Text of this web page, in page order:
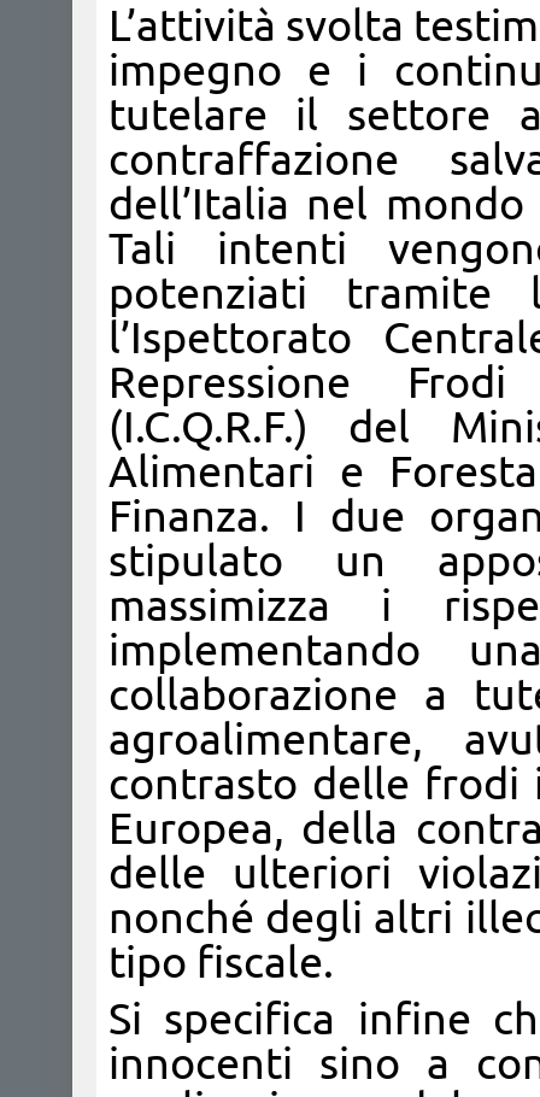
L’attività svolta
impegno e i
tutelare il settore
contraffazione
dell’Italia nel
Tali intenti
potenziati tramite
l’Ispettorato
Repressione
(I.C.Q.R.F.) del
Alimentari e
Finanza. I due
stipulato un
massimizza i
implementando
collaborazione a
agroalimentare,
contrasto delle frodi
Europea, della
delle ulteriori
nonché degli altri
tipo fiscale.
Si specifica infine
innocenti sino a